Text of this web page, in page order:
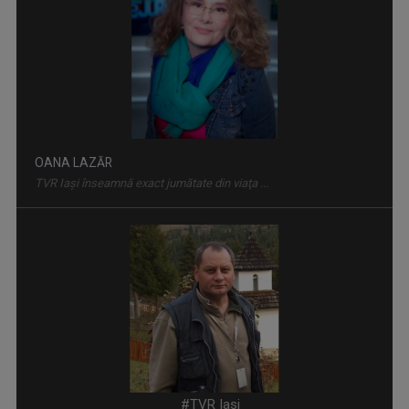
TELEJURNAL REGIONAL
TVR Iaşi înseamnă exact jumătate din viaţa ...
Emisiunile care îi poartă amprenta se numesc ...
#TVR Iasi